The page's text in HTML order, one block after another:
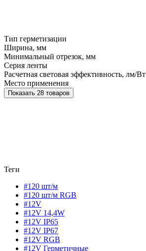
Тип герметизации
Ширина, мм
Минимальный отрезок, мм
Серия ленты
Расчетная световая эффективность, лм/Вт
Место применения
Показать 28 товаров
Теги
#120 шт/м
#120 шт/м RGB
#12V
#12V 14,4W
#12V IP65
#12V IP67
#12V RGB
#12V Герметичные